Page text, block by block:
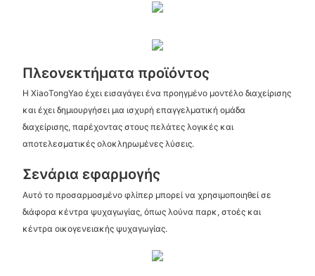
Πλεονεκτήματα προϊόντος
Η XiaoTongYao έχει εισαγάγει ένα προηγμένο μοντέλο διαχείρισης
και έχει δημιουργήσει μια ισχυρή επαγγελματική ομάδα
διαχείρισης, παρέχοντας στους πελάτες λογικές και
αποτελεσματικές ολοκληρωμένες λύσεις.
Σενάρια εφαρμογής
Αυτό το προσαρμοσμένο φλίπερ μπορεί να χρησιμοποιηθεί σε
διάφορα κέντρα ψυχαγωγίας, όπως λούνα παρκ, στοές και
κέντρα οικογενειακής ψυχαγωγίας.